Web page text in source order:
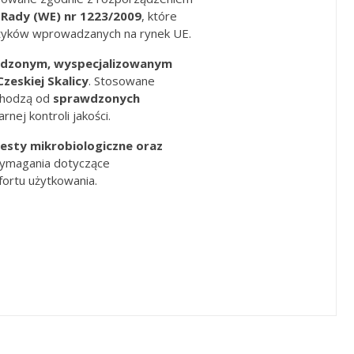
(WE) nr 1223/2009, które
wprowadzanych na rynek UE.
wyspecjalizowanym
Skalicy. Stosowane
od sprawdzonych
kontroli jakości.
mikrobiologiczne oraz
dotyczące
użytkowania.